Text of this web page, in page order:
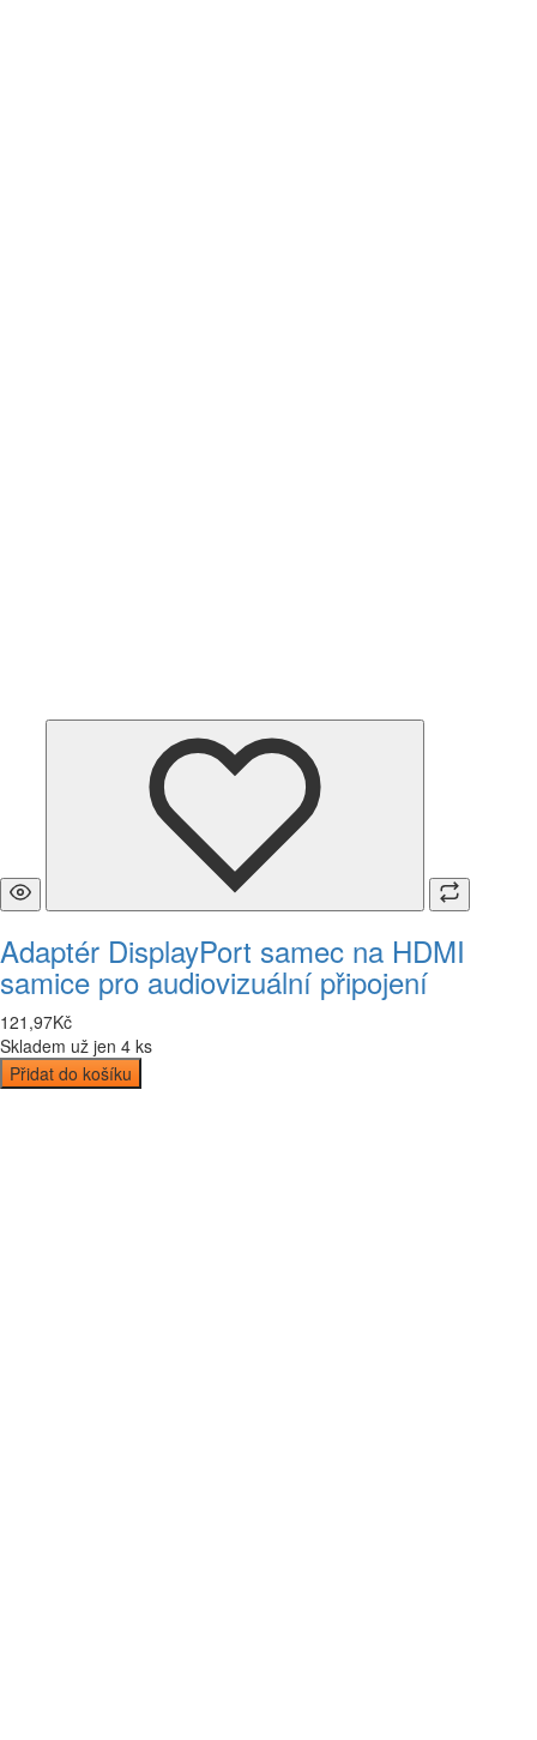
Adaptér DisplayPort samec na HDMI
samice pro audiovizuální připojení
121 ,97Kč
Skladem už jen 4 ks
Přidat do košíku